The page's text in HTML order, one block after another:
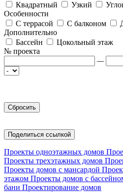
Квадратный
Узкий
Особенности
С террасой
С балконом
Дополнительно
Бассейн
Цокольный этаж
№ проекта
—
Поделиться ссылкой
Проекты одноэтажных домов
Проекты трехэтажных домов
Проекты домов с мансардой
этажом Проекты домов с
бани Проектирование домов